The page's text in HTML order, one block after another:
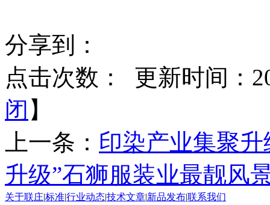
分享到：
点击次数：
更新时间：
闭 】
上一条： 印染产业集聚
升级”石狮服装业最靓风
关于联庄标准行业动态技术文章 新品发布联系我们